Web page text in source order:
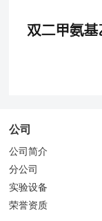
公司
公司简介
分公司
实验设备
荣誉资质